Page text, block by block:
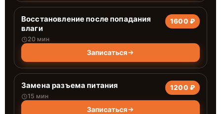
Восстановление после попадания
влаги
20 мин
1600 ₽
Записаться
Замена разъема питания
15 мин
1200 ₽
Записаться